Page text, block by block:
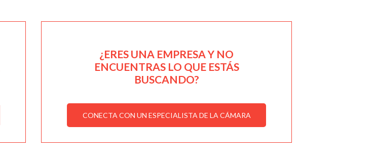
¿ERES UNA EMPRESA Y NO
ENCUENTRAS LO QUE ESTÁS
BUSCANDO?
CONECTA CON UN ESPECIALISTA DE LA CÁMARA